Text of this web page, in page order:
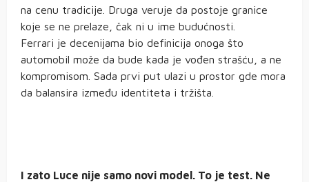
na cenu tradicije. Druga veruje da postoje granice
koje se ne prelaze, čak ni u ime budućnosti.
Ferrari je decenijama bio definicija onoga što
automobil može da bude kada je vođen strašću, a ne
kompromisom. Sada prvi put ulazi u prostor gde mora
da balansira između identiteta i tržišta.
I zato Luce nije samo novi model. To je test. Ne